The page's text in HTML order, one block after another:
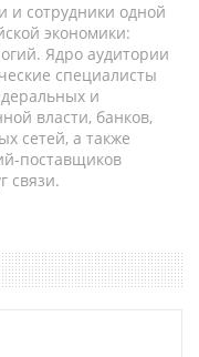
и сотрудники одной
экономики:
Ядро аудитории
специалисты
и
власти, банков,
сетей, а также
поставщиков
связи.